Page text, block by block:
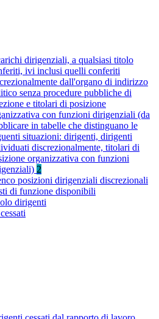
dirigenziali, a qualsiasi titolo
ivi inclusi quelli conferiti
dall'organo di indirizzo
senza procedure pubbliche di
e titolari di posizione
con funzioni dirigenziali (da
in tabelle che distinguano le
situazioni: dirigenti, dirigenti
discrezionalmente, titolari di
organizzativa con funzioni
2
posizioni dirigenziali discrezionali
di funzione disponibili
dirigenti